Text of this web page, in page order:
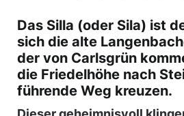
Das Silla (oder Sila) ist
sich die alte
der von Carlsgrün
die Friedelhöhe nach
führende Weg kreuzen.